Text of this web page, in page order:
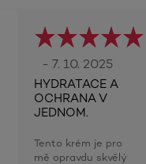
- 7. 10. 2025
HYDRATACE A
OCHRANA V
JEDNOM.
Tento krém je pro
mě opravdu skvělý